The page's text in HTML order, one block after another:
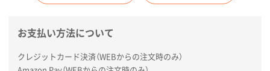
ラミネート紙袋 規格L1サイズ(A4対応)
2026年02月26日 15:33
お支払い方法について
クレジットカード決済（WEBからの注文時のみ）